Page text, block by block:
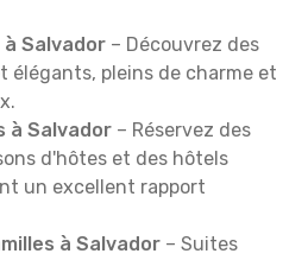
Salvador – Découvrez des
élégants, pleins de charme et
à Salvador – Réservez des
d'hôtes et des hôtels
un excellent rapport
à Salvador – Suites